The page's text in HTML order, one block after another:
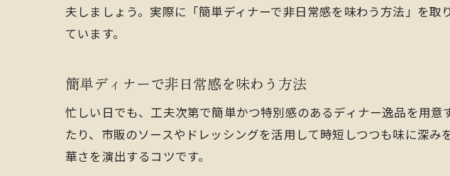
消化に良いデ
ご褒美感のあるデ
ご褒美ディナ
夫しましょう。実際に「簡単ディナーで非日常感を味わう方法」を
ています。
簡単ディナーで非日常感を味わう方法
忙しい日でも、工夫次第で簡単かつ特別感のあるディナー逸品を用
たり、市販のソースやドレッシングを活用して時短しつつも味に深
華さを演出するコツです。